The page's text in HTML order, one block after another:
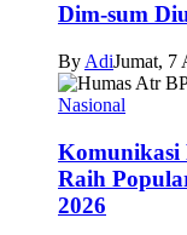
Dim-sum
By AdiJumat, 7
Nasional
Komunikasi
Raih
2026